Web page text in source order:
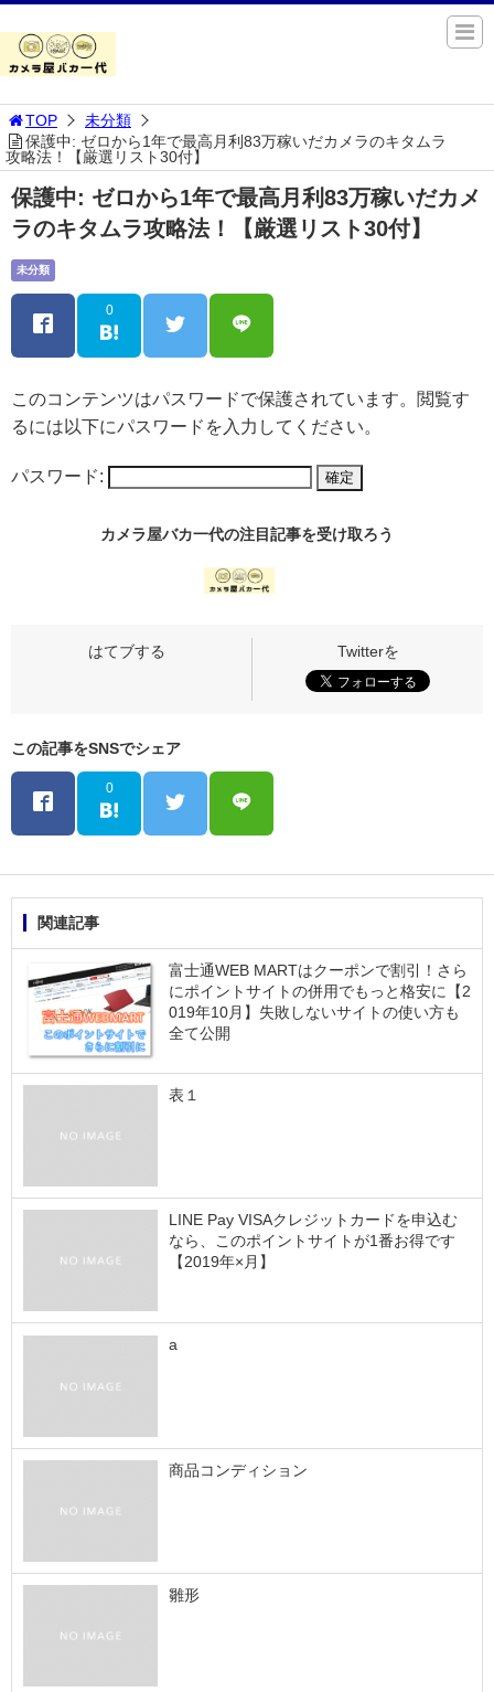
TOP
未分類
保護中: ゼロから1年で最高月利83万稼いだカメラのキタムラ
攻略法！【厳選リスト30付】
保護中: ゼロから1年で最高月利83万稼いだカメ
ラのキタムラ攻略法！【厳選リスト30付】
未分類
0
このコンテンツはパスワードで保護されています。閲覧す
るには以下にパスワードを入力してください。
パスワード:
カメラ屋バカ一代の注目記事を受け取ろう
この記事をSNSでシェア
0
関連記事
富士通WEB MARTはクーポンで割引！さら
にポイントサイトの併用でもっと格安に【2
019年10月】失敗しないサイトの使い方も
全て公開
表１
LINE Pay VISAクレジットカードを申込む
なら、このポイントサイトが1番お得です
【2019年×月】
a
商品コンディション
雛形